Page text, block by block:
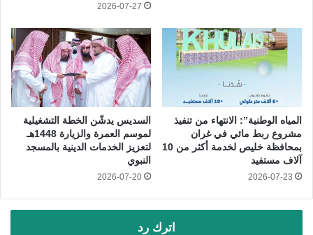
2026-07-27
المياه الوطنية”: الانتهاء من تنفيذ
مشروع ربط مائي في غران
بمحافظة خليص لخدمة أكثر من 10
آلاف مستفيد
2026-07-23
السديس يدشّن الخطة التشغيلية
لموسم العمرة والزيارة 1448هـ
لتعزيز الخدمات الدينية بالمسجد
النبوي
2026-07-20
اترك رد